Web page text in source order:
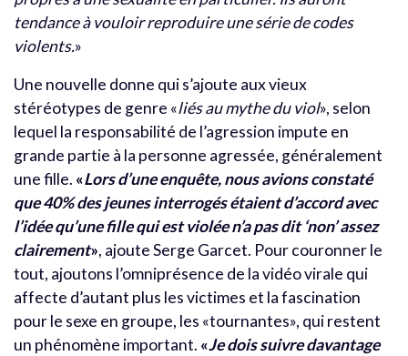
tendance à vouloir reproduire une série de codes
violents.»
Une nouvelle donne qui s’ajoute aux vieux
stéréotypes de genre «liés au mythe du viol», selon
lequel la responsabilité de l’agression impute en
grande partie à la personne agressée, généralement
une fille. «Lors d’une enquête, nous avions constaté
que 40% des jeunes interrogés étaient d’accord avec
l’idée qu’une fille qui est violée n’a pas dit ‘non’ assez
clairement», ajoute Serge Garcet. Pour couronner le
tout, ajoutons l’omniprésence de la vidéo virale qui
affecte d’autant plus les victimes et la fascination
pour le sexe en groupe, les «tournantes», qui restent
un phénomène important. «Je dois suivre davantage